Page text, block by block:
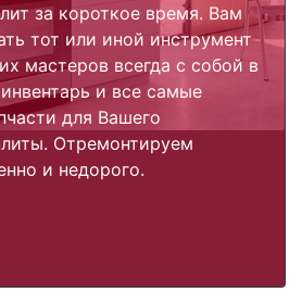
за короткое время. Вам
тот или иной инструмент
мастеров всегда с собой в
и все самые
для Вашего
Отремонтируем
и недорого.